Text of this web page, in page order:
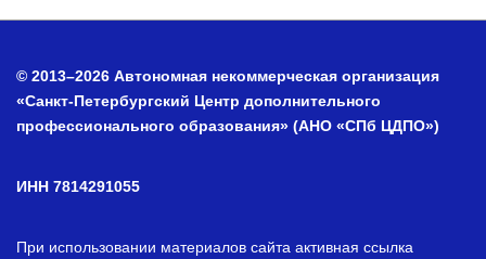
© 2013–2026 Автономная некоммерческая организация
«Санкт-Петербургский Центр дополнительного
профессионального образования» (АНО «СПб ЦДПО»)
ИНН 7814291055
При использовании материалов сайта активная ссылка